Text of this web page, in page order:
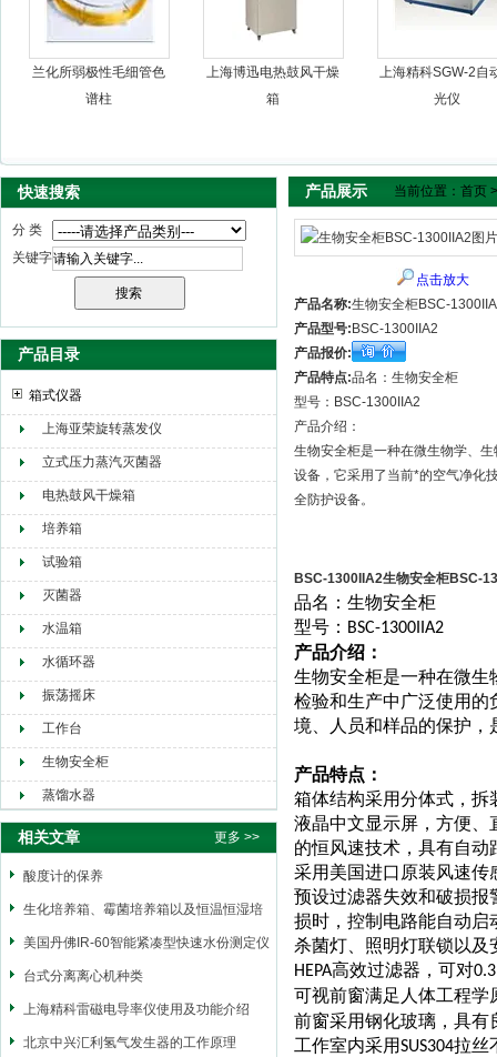
兰化所弱极性毛细管色
谱柱
上海博迅电热鼓风干燥
箱
上海精科SGW-2自
光仪
快速搜索
分 类
关键字
产品目录
箱式仪器
上海亚荣旋转蒸发仪
立式压力蒸汽灭菌器
电热鼓风干燥箱
培养箱
试验箱
灭菌器
水温箱
水循环器
振荡摇床
工作台
生物安全柜
蒸馏水器
相关文章 更多 >>
酸度计的保养
生化培养箱、霉菌培养箱以及恒温恒湿培
养箱三者区别
美国丹佛IR-60智能紧凑型快速水份测定仪
台式分离离心机种类
上海精科雷磁电导率仪使用及功能介绍
北京中兴汇利氢气发生器的工作原理
产品展示 当前位置： 首页
点击放大
产品名称:生物安全柜BSC-
产品型号: BSC-1300IIA2
产品报价:
产品特点:品名：生物安全柜
型号：BSC-1300IIA2
产品介绍：
生物安全柜是一种在微生物学、
设备，它采用了当前*的空气净化
全防护设备。
BSC-1300IIA2生物安全柜BSC-
品名：生物安全柜
型号： BSC-1300IIA2
产品介绍：
生物安全柜是一种在微生
检验和生产中广泛使用
境、人员和样品的保护，
产品特点：
箱体结构采用分体式，拆
液晶中文显示屏，方便、
的恒风速技术，具有自
采用美国进口原装风速传
预设过滤器失效和破损报
损时，控制电路能自动启
杀菌灯、照明灯联锁以及
HEPA高效过滤器，可对
可视前窗满足人体工程学
前窗采用钢化玻璃，具有
工作室内采用SUS304拉丝